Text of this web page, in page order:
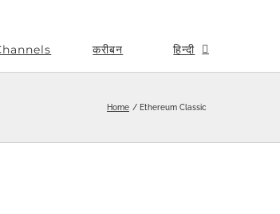
करीबन हिन्दी
Home Ethereum Classic